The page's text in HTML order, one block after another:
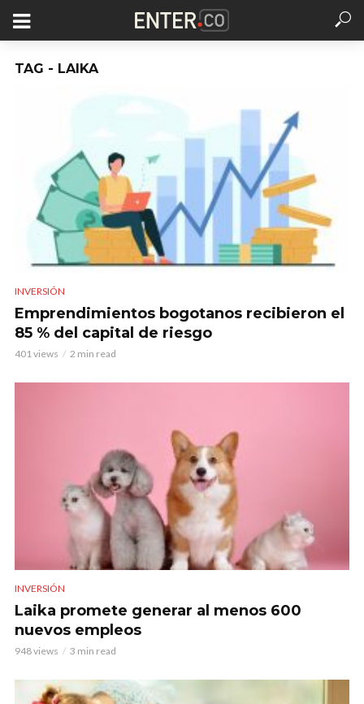
TAG - LAIKA
INVERSIÓN
Emprendimientos bogotanos recibieron el
85 % del capital de riesgo
401 views 2 min read
INVERSIÓN
Laika promete generar al menos 600
nuevos empleos
948 views 3 min read